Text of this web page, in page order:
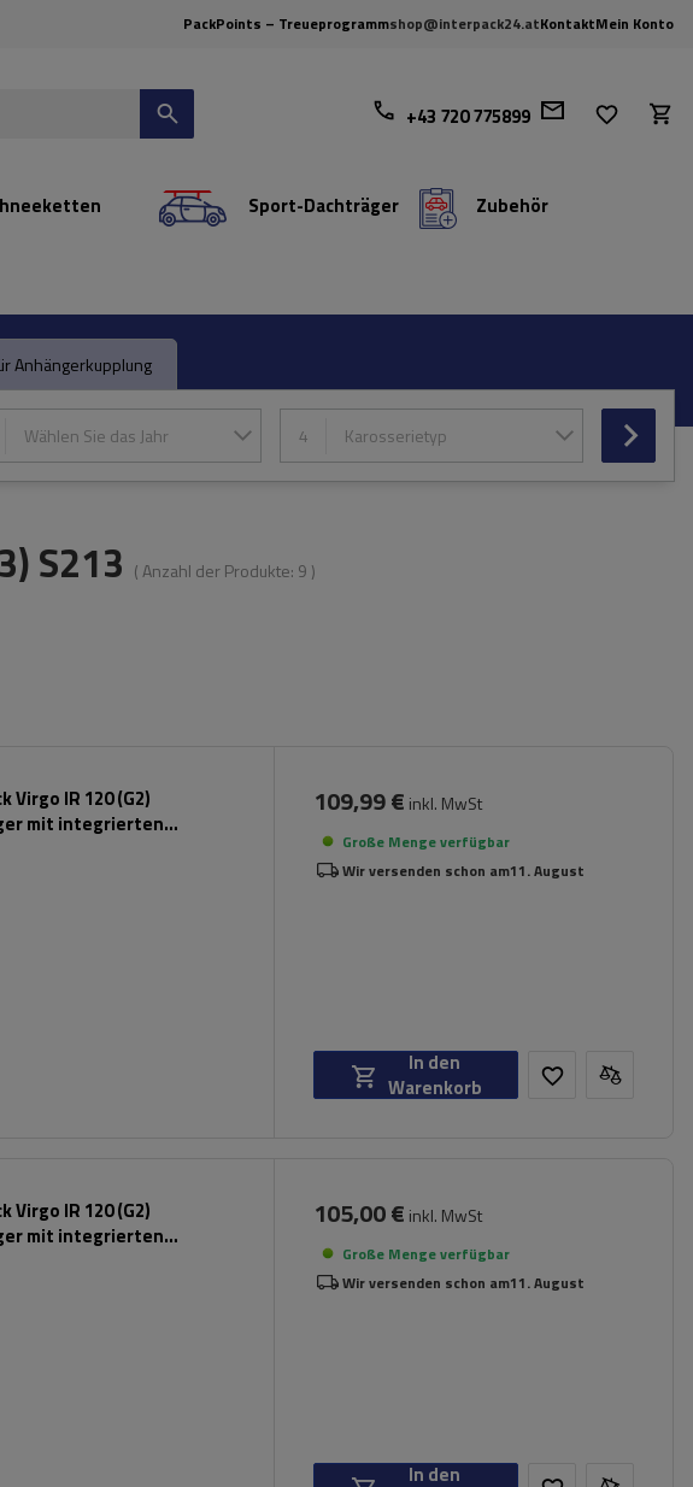
PackPoints – Treueprogrammshop@interpack24.atKontaktMein Konto
+43 720 775899
Sport-Dachträger Zubehör
Anhängerkupplung
Wählen Sie das Jahr 4 Karosserietyp
S213 ( Anzahl der Produkte: 9 )
Virgo IR 120 (G2)
mit integrierten
109,99 € inkl. MwSt
Große Menge verfügbar
Wir versenden schon am11. August
In den
Warenkorb
Virgo IR 120 (G2)
mit integrierten
105,00 € inkl. MwSt
Große Menge verfügbar
Wir versenden schon am11. August
In den